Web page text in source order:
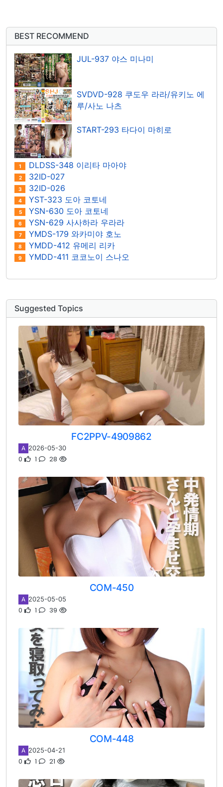
BEST RECOMMEND
JUL-937 야스 미나미
SVDVD-928 쿠도우 라라/유키노 에
루/사노 나츠
START-293 타다이 마히로
1 DLDSS-348 이리타 마아야
2 32ID-027
3 32ID-026
4 YST-323 도아 코토네
5 YSN-630 도아 코토네
6 YSN-629 사사하라 우라라
7 YMDS-179 와카미야 호노
8 YMDD-412 유메리 리카
9 YMDD-411 코코노이 스나오
Suggested Topics
FC2PPV-4909862
A 2026-05-30
0 1 28
COM-450
A 2025-05-05
0 1 39
COM-448
A 2025-04-21
0 1 21